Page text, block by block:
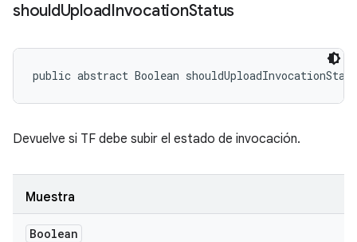
shouldUploadInvocationStatus
public abstract Boolean
Devuelve si TF debe subir el estado de invocación.
Muestra
Boolean